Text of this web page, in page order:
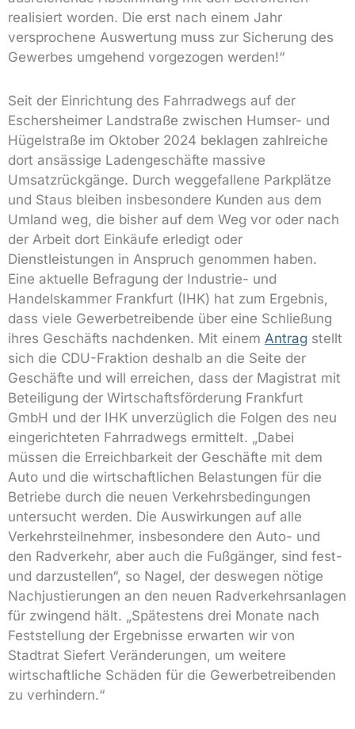
realisiert worden. Die erst nach einem Jahr
versprochene Auswertung muss zur Sicherung des
Gewerbes umgehend vorgezogen werden!“
Seit der Einrichtung des Fahrradwegs auf der
Eschersheimer Landstraße zwischen Humser- und
Hügelstraße im Oktober 2024 beklagen zahlreiche
dort ansässige Ladengeschäfte massive
Umsatzrückgänge. Durch weggefallene Parkplätze
und Staus bleiben insbesondere Kunden aus dem
Umland weg, die bisher auf dem Weg vor oder nach
der Arbeit dort Einkäufe erledigt oder
Dienstleistungen in Anspruch genommen haben.
Eine aktuelle Befragung der Industrie- und
Handelskammer Frankfurt (IHK) hat zum Ergebnis,
dass viele Gewerbetreibende über eine Schließung
ihres Geschäfts nachdenken. Mit einem Antrag stellt
sich die CDU-Fraktion deshalb an die Seite der
Geschäfte und will erreichen, dass der Magistrat mit
Beteiligung der Wirtschaftsförderung Frankfurt
GmbH und der IHK unverzüglich die Folgen des neu
eingerichteten Fahrradwegs ermittelt. „Dabei
müssen die Erreichbarkeit der Geschäfte mit dem
Auto und die wirtschaftlichen Belastungen für die
Betriebe durch die neuen Verkehrsbedingungen
untersucht werden. Die Auswirkungen auf alle
Verkehrsteilnehmer, insbesondere den Auto- und
den Radverkehr, aber auch die Fußgänger, sind fest-
und darzustellen“, so Nagel, der deswegen nötige
Nachjustierungen an den neuen Radverkehrsanlagen
für zwingend hält. „Spätestens drei Monate nach
Feststellung der Ergebnisse erwarten wir von
Stadtrat Siefert Veränderungen, um weitere
wirtschaftliche Schäden für die Gewerbetreibenden
zu verhindern.“